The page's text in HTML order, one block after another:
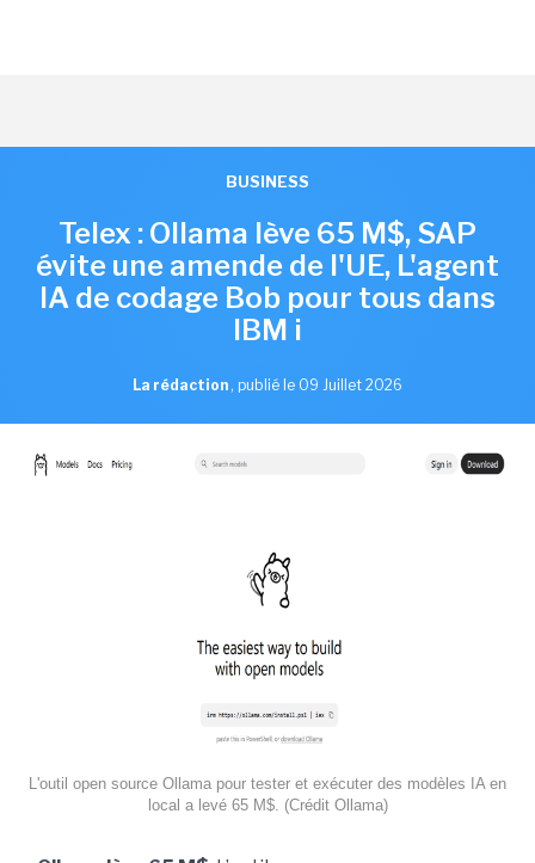
BUSINESS
Telex : Ollama lève 65 M$, SAP
évite une amende de l'UE, L'agent
IA de codage Bob pour tous dans
IBM i
La rédaction , publié le 09 Juillet 2026
L'outil open source Ollama pour tester et exécuter des modèles IA en
local a levé 65 M$. (Crédit Ollama)